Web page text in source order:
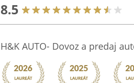
8.5
H&K AUTO- Dovoz a predaj